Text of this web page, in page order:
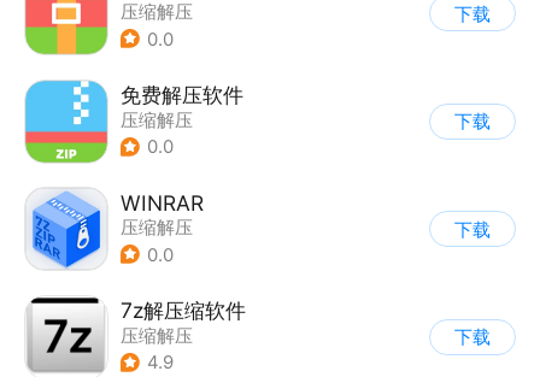
压缩解压
0.0
下载
免费解压软件
压缩解压
0.0
下载
WINRAR
压缩解压
0.0
下载
7z解压缩软件
压缩解压
4.9
下载